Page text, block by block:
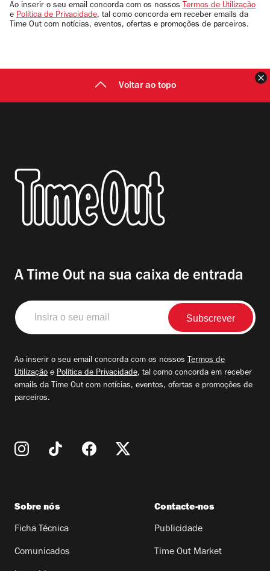
email
Ao inserir o seu email concorda com os nossos Termos de Utilização
e Política de Privacidade, tal como concorda em receber emails da
Time Out com notícias, eventos, ofertas e promoções de parceiros.
Voltar ao topo
A Time Out na sua caixa de entrada
Insira
o
seu
Ao inserir o seu email concorda com os nossos Termos de
Utilização e Política de Privacidade, tal como concorda em receber
emails da Time Out com notícias, eventos, ofertas e promoções de
parceiros.
Sobre nós
Ficha Técnica
Comunicados
Contacte-nos
Publicidade
Time Out Market